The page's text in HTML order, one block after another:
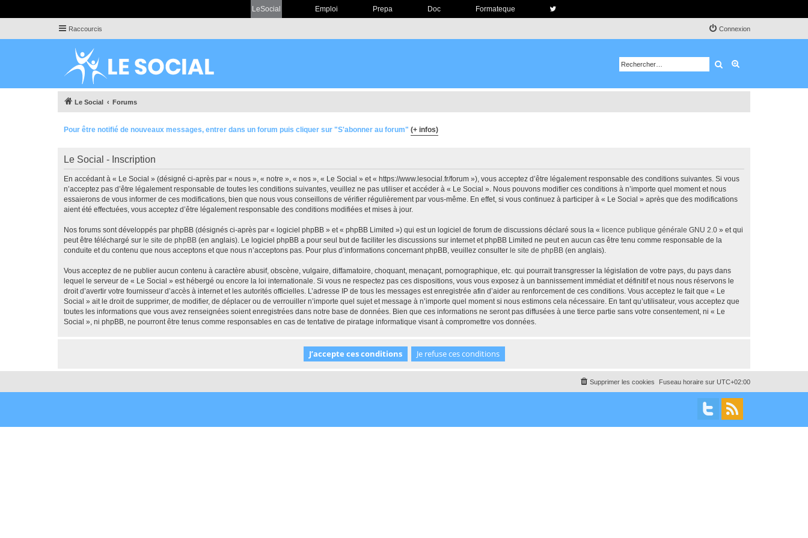
LeSocial Emploi Prepa Doc Formateque
Raccourcis Connexion
Rechercher
Le Social Forums
Pour être notifié de nouveaux messages, entrer dans un forum puis cliquer sur "S'abonner au forum" (+ infos)
Le Social - Inscription
En accédant à « Le Social » (désigné ci-après par « nous », « notre », « nos », « Le Social » et « https://www.lesocial.fr/forum »), vous acceptez d’être légalement responsable des conditions suivantes. Si vous
n’acceptez pas d’être légalement responsable de toutes les conditions suivantes, veuillez ne pas utiliser et accéder à « Le Social ». Nous pouvons modifier ces conditions à n’importe quel moment et nous
essaierons de vous informer de ces modifications, bien que nous vous conseillons de vérifier régulièrement par vous-même. En effet, si vous continuez à participer à « Le Social » après que des modifications
aient été effectuées, vous acceptez d’être légalement responsable des conditions modifiées et mises à jour.
Nos forums sont développés par phpBB (désignés ci-après par « logiciel phpBB » et « phpBB Limited ») qui est un logiciel de forum de discussions déclaré sous la « licence publique générale GNU 2.0 » et qui
peut être téléchargé sur le site de phpBB (en anglais). Le logiciel phpBB a pour seul but de faciliter les discussions sur internet et phpBB Limited ne peut en aucun cas être tenu comme responsable de la
conduite et du contenu que nous acceptons et que nous n’acceptons pas. Pour plus d’informations concernant phpBB, veuillez consulter le site de phpBB (en anglais).
Vous acceptez de ne publier aucun contenu à caractère abusif, obscène, vulgaire, diffamatoire, choquant, menaçant, pornographique, etc. qui pourrait transgresser la législation de votre pays, du pays dans
lequel le serveur de « Le Social » est hébergé ou encore la loi internationale. Si vous ne respectez pas ces dispositions, vous vous exposez à un bannissement immédiat et définitif et nous nous réservons le
droit d’avertir votre fournisseur d’accès à internet et les autorités officielles. L’adresse IP de tous les messages est enregistrée afin d’aider au renforcement de ces conditions. Vous acceptez le fait que « Le
Social » ait le droit de supprimer, de modifier, de déplacer ou de verrouiller n’importe quel sujet et message à n’importe quel moment si nous estimons cela nécessaire. En tant qu’utilisateur, vous acceptez que
toutes les informations que vous avez renseignées soient enregistrées dans notre base de données. Bien que ces informations ne seront pas diffusées à une tierce partie sans votre consentement, ni « Le
Social », ni phpBB, ne pourront être tenus comme responsables en cas de tentative de piratage informatique visant à compromettre vos données.
Fuseau horaire sur UTC+02:00
Supprimer les cookies